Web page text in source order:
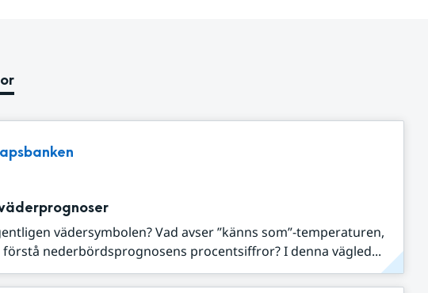
vädersymbolen? Vad avser ”känns som”-temperaturen,
nederbördsprognosens procentsiffror? I denna vägled...